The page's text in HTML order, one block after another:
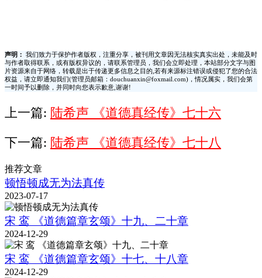
声明：
我们致力于保护作者版权，注重分享，被刊用文章因无法核实真实出处，未能及时
与作者取得联系，或有版权异议的，请联系管理员，我们会立即处理，本站部分文字与图
片资源来自于网络，转载是出于传递更多信息之目的,若有来源标注错误或侵犯了您的合法
权益，请立即通知我们(管理员邮箱：douchuanxin@foxmail.com)，情况属实，我们会第
一时间予以删除，并同时向您表示歉意,谢谢!
上一篇: 陆希声 《道德真经传》七十六
下一篇: 陆希声 《道德真经传》七十八
推荐文章
顿悟顿成无为法真传
2023-07-17
宋 鸾 《道德篇章玄颂》十九、二十章
2024-12-29
宋 鸾 《道德篇章玄颂》十七、十八章
2024-12-29